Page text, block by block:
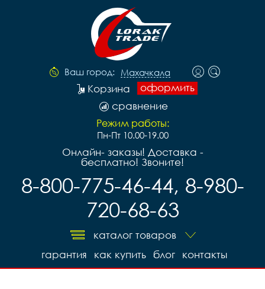
Ваш город: Махачкала
оформить
Корзина
сравнение
Режим работы:
Пн-Пт 10.00-19.00
Онлайн- заказы! Доставка -
бесплатно! Звоните!
8-800-775-46-44, 8-980-
720-68-63
каталог товаров
контакты
блог
как купить
гарантия